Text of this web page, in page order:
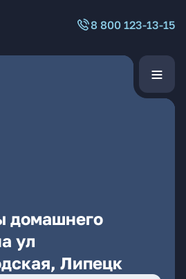
8 800 123-13-15
домашнего
ул
Липецк